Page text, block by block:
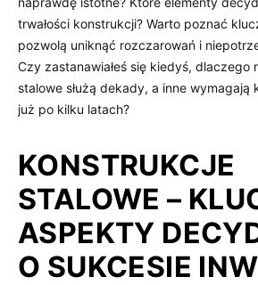
trwałości konstrukcji? Warto poznać
pozwolą uniknąć rozczarowań i
Czy zastanawiałeś się kiedyś, dlaczego
stalowe służą dekady, a inne
już po kilku latach?
KONSTRUKCJE
STALOWE –
ASPEKTY
O SUKCESIE